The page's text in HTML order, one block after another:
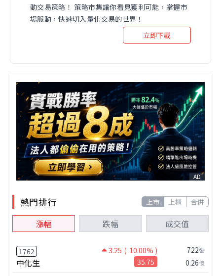
動交易策略！ 策略市集讓你看見獲利可能，掌握市
場脈動，快速切入量化交易的世界！
立即下載
AD
熱門排行 上市 上櫃 合併
漲幅 跌幅 成交值
1762 3.25 ( 10.00% )
中化生 35.75
722張
0.26億